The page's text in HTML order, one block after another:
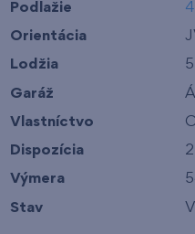
Podlažie
Orientácia
Lodžia
Garáž
Vlastníctvo
Dispozícia
Výmera
Stav